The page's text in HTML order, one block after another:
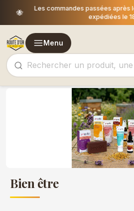
Les commandes passées après le
expédiées le 18
Menu
Bien être